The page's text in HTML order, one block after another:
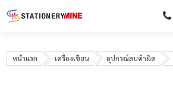
หน้าแรก เครื่องเขียน อุปกรณ์ลบคำผิด